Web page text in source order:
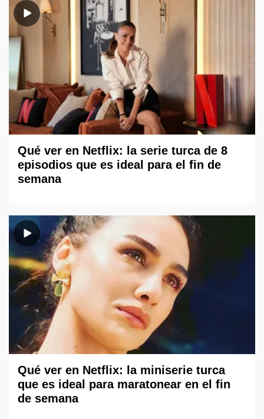
Qué ver en Netflix: la serie turca de 8
episodios que es ideal para el fin de
semana
Qué ver en Netflix: la miniserie turca
que es ideal para maratonear en el fin
de semana